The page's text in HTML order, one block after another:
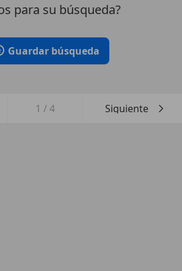
para su búsqueda?
Guardar búsqueda
1 /4 Siguiente